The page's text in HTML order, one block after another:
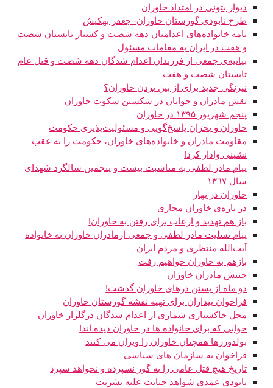
دیوار بتونی در امتداد خاوران
طرح نابودی گورستان خاوران- جعفر بهکیش
نامه خانواده‌های اعدامیان دهه شصت و کشتار تابستان شصت
و هفت در ایران به مقامات مسئول
بیانیه‌ی جمعی از فرزندان اعدام شدگان دهه شصت و قتل عام
تابستان شصت و هفت
نیرنگی جدید برای از بین بردن خاوران؟
نقش مادران و جوانان در شکستن سکوت خاوران
پنجم شهریور ۱۳۹۵ در خاوران
خاوران و بحران پاسخ‌گویی و مسئولیت‌پذیری حکومت
مقاومت مادران و خانواده‌های خاوران، حکومت را به عقب
نشینی وادار کرد!
پیام مادر لطفی به مناسبت بیست و پنجمین سالگرد شهدای
سال ١٣٦٧
خاوران در بهار
در باره‌ی خاوران مجازی
باز هم تهدید و ارعاب برای رفتن به خاوران!
پيام تسليت مادر لطفی و جمعی ازمادران خاوران به خانواده
آيت‌الله منتظری و مردم ايران
بازهم به خاوران خواهیم رفت
جنبش مادران خاوران
دو ماه از بستن درهای خاوران گذشت!
فراخوان بیداران برای تهیه نقشه گورستان خاوران
محل خاکسپاری شماری از اعدام شدگان درگلزار خاوران
خوابی که برای خانواده ها در خاوران دیده اند!
بولدوزرها همچنان خاوران را ویران می کنند
فراخوان به سازمان های سیاسی
تاریخ هیچ قتل عامی را به گور نسپرده و نخواهد سپرد
نابودی عمدی شواهد جنایت علیه بشریت